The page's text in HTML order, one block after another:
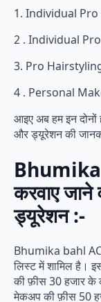
1. Individual
2 . Individual
3. Pro
4 . Personal
आइए अब हम इन दोनों
और ड्यूरेशन की
करवाए
ड्यूरेशन :-
Bhumika bahl
लिस्ट में शामिल है।
की फ़ीस 30 हजार के
मेकअप की फ़ीस 50